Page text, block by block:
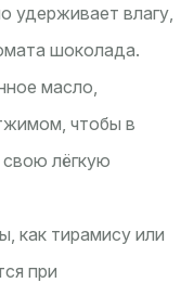
удерживает влагу,
шоколада.
масло,
чтобы в
лёгкую
как тирамису или
при